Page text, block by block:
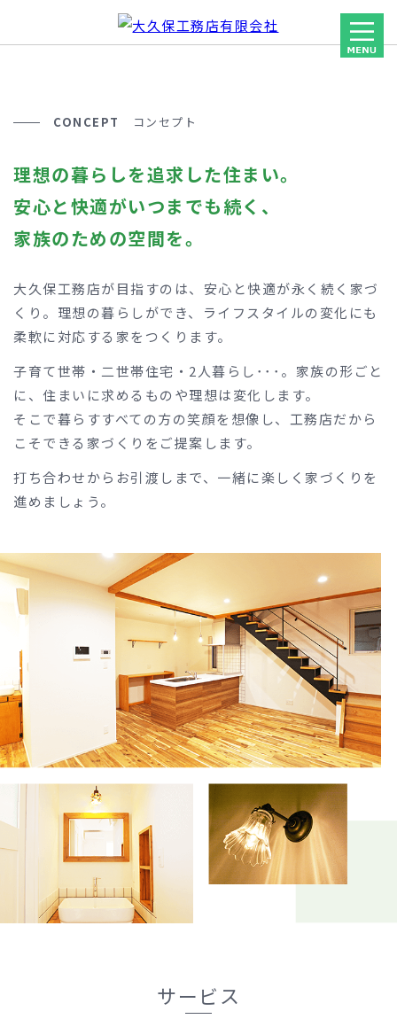
CONCEPT コンセプト
理想の暮らしを追求した住まい。
安心と快適がいつまでも続く、
家族のための空間を。
大久保工務店が目指すのは、安心と快適が永く続く家づ
くり。理想の暮らしができ、ライフスタイルの変化にも
柔軟に対応する家をつくります。
子育て世帯・二世帯住宅・2人暮らし･･･。家族の形ごと
に、住まいに求めるものや理想は変化します。
そこで暮らすすべての方の笑顔を想像し、工務店だから
こそできる家づくりをご提案します。
打ち合わせからお引渡しまで、一緒に楽しく家づくりを
進めましょう。
サービス